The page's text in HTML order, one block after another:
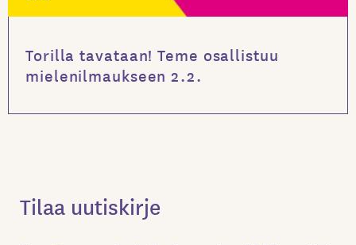
Torilla tavataan! Teme osallistuu
mielenilmaukseen 2.2.
Tilaa uutiskirje